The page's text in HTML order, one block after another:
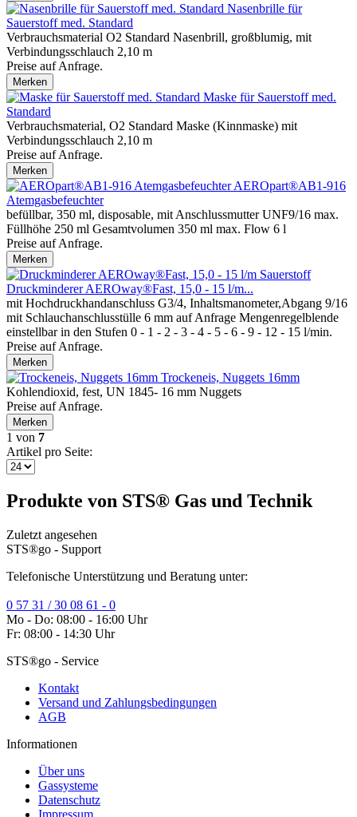
Nasenbrille für
Sauerstoff med. Standard
Verbrauchsmaterial O2 Standard Nasenbrill, großblumig, mit
Verbindungsschlauch 2,10 m
Preise auf Anfrage.
Merken
Maske für Sauerstoff med.
Standard
Verbrauchsmaterial, O2 Standard Maske (Kinnmaske) mit
Verbindungsschlauch 2,10 m
Preise auf Anfrage.
Merken
AEROpart®AB1-916
Atemgasbefeuchter
befüllbar, 350 ml, disposable, mit Anschlussmutter UNF9/16 max.
Füllhöhe 250 ml Gesamtvolumen 350 ml max. Flow 6 l
Preise auf Anfrage.
Merken
Druckminderer AEROway®Fast, 15,0 - 15 l/m...
mit Hochdruckhandanschluss G3/4, Inhaltsmanometer,Abgang 9/16
mit Schlauchanschlusstülle 6 mm auf Anfrage Mengenregelblende
einstellbar in den Stufen 0 - 1 - 2 - 3 - 4 - 5 - 6 - 9 - 12 - 15 l/min.
Preise auf Anfrage.
Merken
Trockeneis, Nuggets 16mm
Kohlendioxid, fest, UN 1845- 16 mm Nuggets
Preise auf Anfrage.
Merken
1 von 7
Artikel pro Seite:
Produkte von STS® Gas und Technik
Zuletzt angesehen
STS®go - Support
Telefonische Unterstützung und Beratung unter:
0 57 31 / 30 08 61 - 0
Mo - Do: 08:00 - 16:00 Uhr
Fr: 08:00 - 14:30 Uhr
STS®go - Service
Kontakt
Versand und Zahlungsbedingungen
AGB
Informationen
Über uns
Gassysteme
Datenschutz
Impressum